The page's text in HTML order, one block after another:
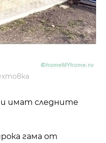
имат следните
гама от